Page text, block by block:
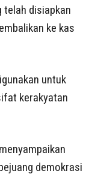
telah disiapkan
ke kas
untuk
kerakyatan
demokrasi